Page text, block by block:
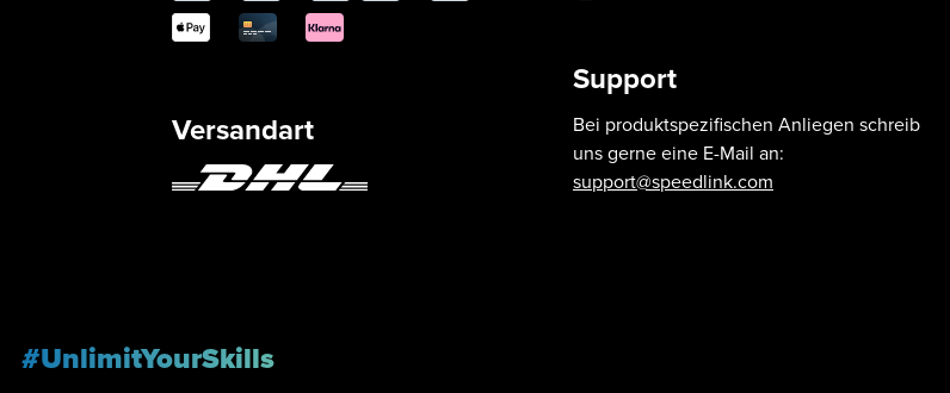
Versandart
Support
Bei produktspezifischen Anliegen schreib
uns gerne eine E-Mail an:
support@speedlink.com
#UnlimitYourSkills